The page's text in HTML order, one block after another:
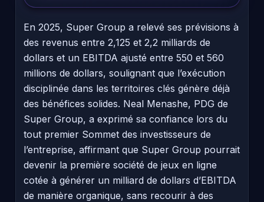
En 2025, Super Group a relevé ses prévisions à
des revenus entre 2,125 et 2,2 milliards de
dollars et un EBITDA ajusté entre 550 et 560
millions de dollars, soulignant que l’exécution
disciplinée dans les territoires clés génère déjà
des bénéfices solides. Neal Menashe, PDG de
Super Group, a exprimé sa confiance lors du
tout premier Sommet des investisseurs de
l’entreprise, affirmant que Super Group pourrait
devenir la première société de jeux en ligne
cotée à générer un milliard de dollars d’EBITDA
de manière organique, sans recourir à des